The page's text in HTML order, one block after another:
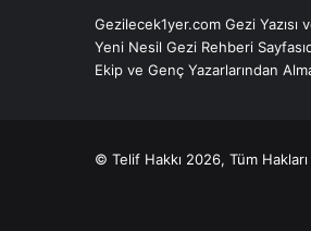
Gezilecek1yer.com Gezi Yazısı
Yeni Nesil Gezi Rehberi
Ekip ve Genç Yazarlarından
© Telif Hakkı 2026, Tüm Hakları